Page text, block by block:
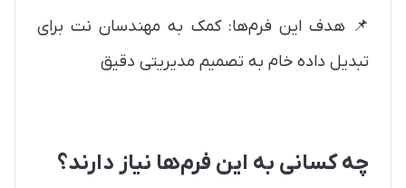
📌 هدف این فرم‌ها: کمک به مهندسان نت برای
تبدیل داده خام به تصمیم مدیریتی دقیق
چه کسانی به این فرم‌ها نیاز دارند؟